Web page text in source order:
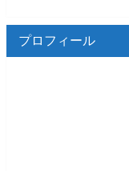
プロフィール